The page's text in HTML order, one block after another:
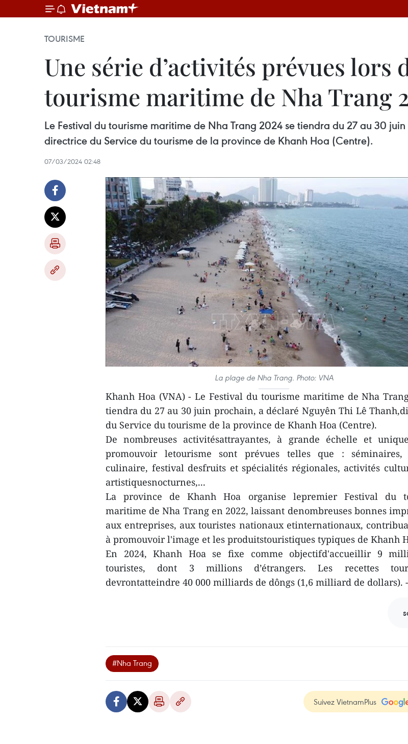
TOURISME
Une série d’activités prévues lors
tourisme maritime de Nha Trang
Le Festival du tourisme maritime de Nha Trang 2024 se tiendra du 27 au 30
directrice du Service du tourisme de la province de Khanh Hoa (Centre).
07/03/2024 02:48
La plage de Nha Trang. Photo: VNA
Khanh Hoa (VNA) - Le Festival du tourisme maritime de Nha
tiendra du 27 au 30 juin prochain, a déclaré Nguyên Thi Lê
du Service du tourisme de la province de Khanh Hoa (Centre).
De nombreuses activitésattrayantes, à grande échelle et
promouvoir letourisme sont prévues telles que : séminaires,
culinaire, festival desfruits et spécialités régionales, activités
artistiquesnocturnes,...
La province de Khanh Hoa organise lepremier Festival du
maritime de Nha Trang en 2022, laissant denombreuses bonnes
aux entreprises, aux touristes nationaux etinternationaux,
à promouvoir l'image et les produitstouristiques typiques de Khanh
En 2024, Khanh Hoa se fixe comme objectifd'accueillir 9
touristes, dont 3 millions d’étrangers. Les recettes
devrontatteindre 40 000 milliards de dôngs (1,6 milliard de dollars).
#Nha Trang
Suivez VietnamPlus